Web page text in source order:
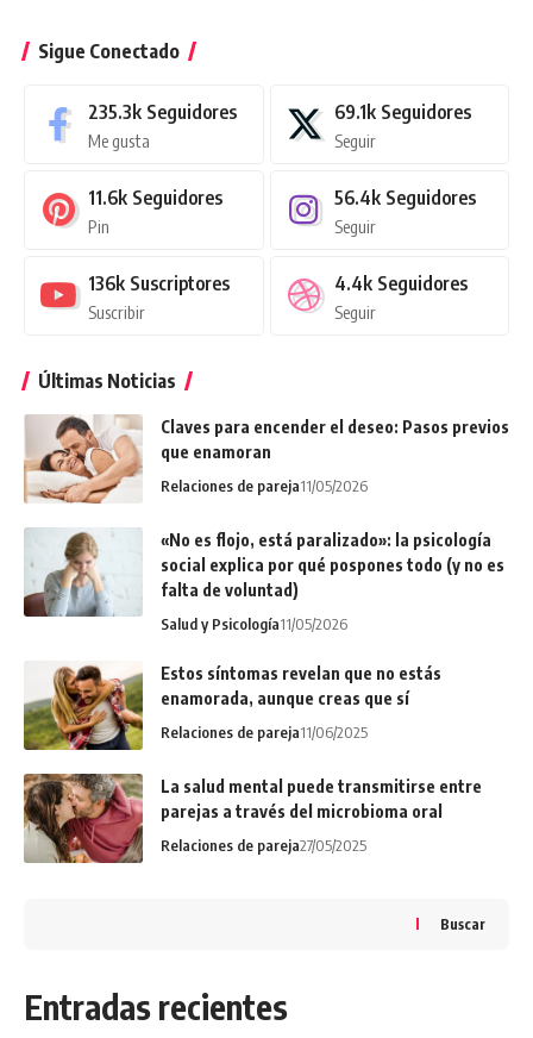
Sigue Conectado
235.3k Seguidores
Me gusta
69.1k Seguidores
Seguir
11.6k Seguidores
Pin
56.4k Seguidores
Seguir
136k Suscriptores
Suscribir
4.4k Seguidores
Seguir
Últimas Noticias
Claves para encender el deseo: Pasos previos
que enamoran
Relaciones de pareja11/05/2026
«No es flojo, está paralizado»: la psicología
social explica por qué pospones todo (y no es
falta de voluntad)
Salud y Psicología11/05/2026
Estos síntomas revelan que no estás
enamorada, aunque creas que sí
Relaciones de pareja11/06/2025
La salud mental puede transmitirse entre
parejas a través del microbioma oral
Relaciones de pareja27/05/2025
Buscar
Entradas recientes